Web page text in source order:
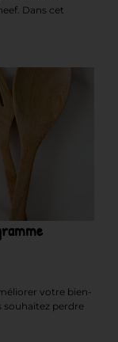
Dans cet
votre bien-
souhaitez perdre